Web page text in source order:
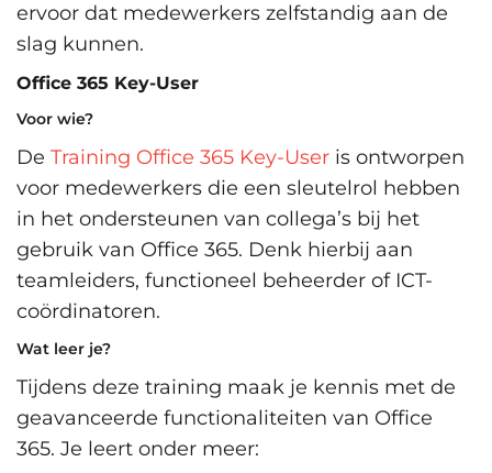
ervoor dat medewerkers zelfstandig aan de
slag kunnen.
Office 365 Key-User
Voor wie?
De Training Office 365 Key-User is ontworpen
voor medewerkers die een sleutelrol hebben
in het ondersteunen van collega’s bij het
gebruik van Office 365. Denk hierbij aan
teamleiders, functioneel beheerder of ICT-
coördinatoren.
Wat leer je?
Tijdens deze training maak je kennis met de
geavanceerde functionaliteiten van Office
365. Je leert onder meer: